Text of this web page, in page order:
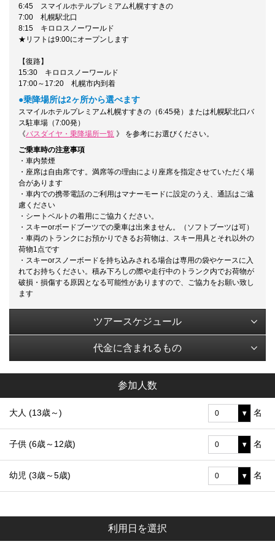
6:45 スマイルホテルプレミアム札幌すすきの
7:00 札幌駅北口
8:15 キロロスノーワールド
★リフトは9:00にオープンします
【復路】
15:30 キロロスノーワールド
17:00～17:20 札幌市内到着
●乗降場所は2ヶ所から選べます
スマイルホテルプレミアム札幌すすきの（6:45発）または札幌駅北口バ
ス駐車場（7:00発）
《バスダイヤ・乗降場所一覧 》 を参考にお選びください。
ご乗車時の注意事項
・車内禁煙
・座席は自由席です。満席等の理由により座席を指定させていただく場
合があります
・車内での携帯電話のご利用はマナーモードに設定のうえ、通話はご遠
慮ください
・シートベルトの着用にご協力ください。
・スキーorボードブーツでの乗車は出来ません。（ソフトブーツは可）
・車両のトランクにお預かりできるお荷物は、スキー用具とそれ以外の
荷物1点です
・スキーorスノーボードを持ち込みされる場合は専用の袋やケースに入
れてお持ちください。積み下ろしの際や走行中のトランク内でお荷物が
破損・損傷する原因となる可能性がありますので、ご協力をお願い致し
ます
ツアースケジュール
代金に含まれるもの
参加人数
大人 (13歳～) 名
子供 (6歳～12歳) 名
幼児 (3歳～5歳) 名
利用日を選択